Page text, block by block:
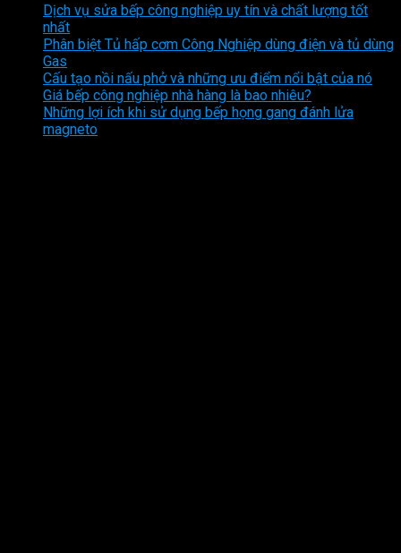
Dịch vụ sửa bếp công nghiệp uy tín và chất lượng tốt
nhất
Phân biệt Tủ hấp cơm Công Nghiệp dùng điện và tủ dùng
Gas
Cấu tạo nồi nấu phở và những ưu điểm nổi bật của nó
Giá bếp công nghiệp nhà hàng là bao nhiêu?
Những lợi ích khi sử dụng bếp họng gang đánh lửa
magneto